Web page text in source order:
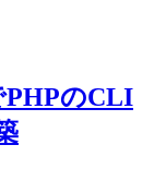
PHPのCLI